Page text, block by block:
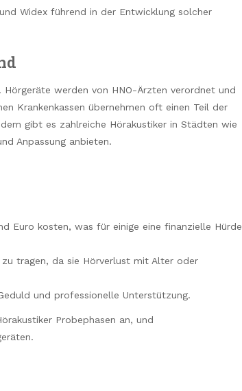
Widex führend in der Entwicklung solcher
werden von HNO-Ärzten verordnet und
Krankenkassen übernehmen oft einen Teil der
gibt es zahlreiche Hörakustiker in Städten wie
Anpassung anbieten.
Euro kosten, was für einige eine finanzielle Hürde
tragen, da sie Hörverlust mit Alter oder
und professionelle Unterstützung.
Probephasen an, und